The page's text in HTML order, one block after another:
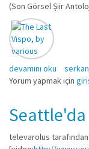
(Son Görsel Şiir
Son Görsel Şiir
devamını oku
Yorum yapmak için
Seattle'da
televarolus